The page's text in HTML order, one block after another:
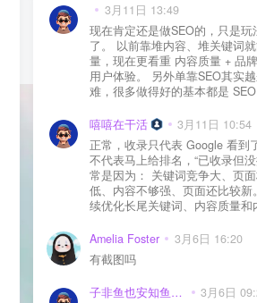
3月11日 13:49
现在肯定还是做SEO的，只是玩
了。 以前靠堆内容、堆关键词
量，现在更看重 内容质量 + 品
用户体验。 另外单靠SEO其实
难，很多做得好的基本都是
质还是一个长期获客渠道，但不
成唯一渠道了。
嘻嘻在干活 3月11日 10:54
正常，收录只代表 Google 看到
不代表马上给排名，“已收录但没
常是因为： 关键词竞争大、页
低、内容不够强、页面还比较新
续优化长尾关键词、内容质量和
Amelia Foster
3月6日 16:20
有截图吗
子非鱼也安知鱼之乐 3月6日